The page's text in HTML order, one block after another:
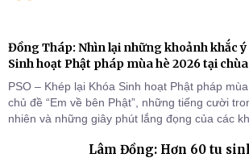
Đồng Tháp: Nhìn lại những khoảnh khắc
Sinh hoạt Phật pháp mùa hè 2026 tại
PSO – Khép lại Khóa Sinh hoạt Phật pháp
chủ đề “Em về bên Phật”, những tiếng cười
nhiên và những giây phút lắng đọng của các
Tháp). Những tuần tu học ngắn ngủi nhưng
Lâm Đồng: Hơn 60 tu